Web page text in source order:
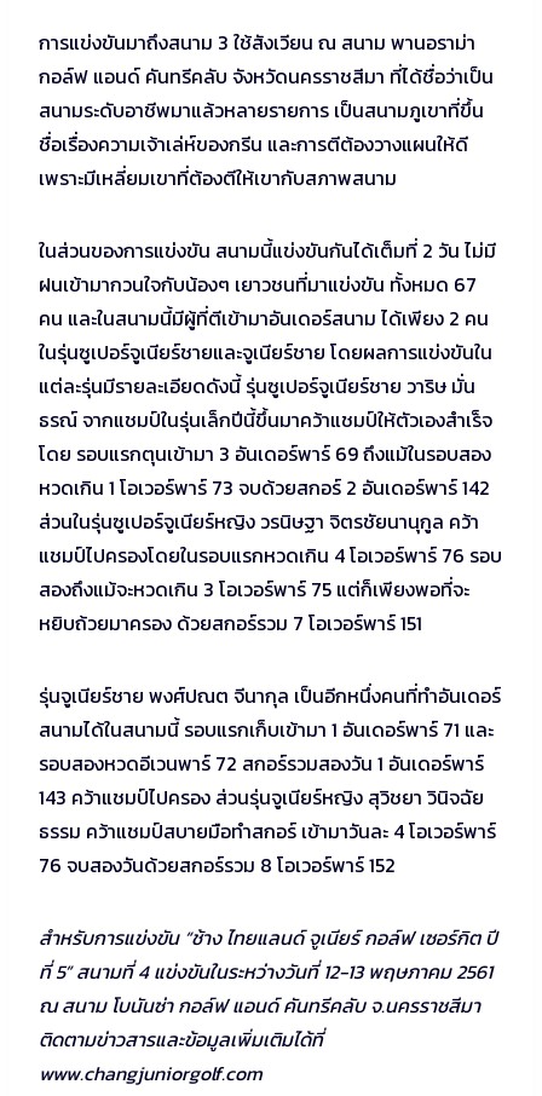
การแข่งขันมาถึงสนาม 3 ใช้สังเวียน ณ สนาม พานอราม่า
กอล์ฟ แอนด์ คันทรีคลับ จังหวัดนครราชสีมา ที่ได้ชื่อว่าเป็น
สนามระดับอาชีพมาแล้วหลายรายการ เป็นสนามภูเขาที่ขึ้น
ชื่อเรื่องความเจ้าเล่ห์ของกรีน และการตีต้องวางแผนให้ดี
เพราะมีเหลี่ยมเขาที่ต้องตีให้เขากับสภาพสนาม
ในส่วนของการแข่งขัน สนามนี้แข่งขันกันได้เต็มที่ 2 วัน ไม่มี
ฝนเข้ามากวนใจกับน้องๆ เยาวชนที่มาแข่งขัน ทั้งหมด 67
คน และในสนามนี้มีผู้ที่ตีเข้ามาอันเดอร์สนาม ได้เพียง 2 คน
ในรุ่นซูเปอร์จูเนียร์ชายและจูเนียร์ชาย โดยผลการแข่งขันใน
แต่ละรุ่นมีรายละเอียดดังนี้ รุ่นซูเปอร์จูเนียร์ชาย วาริษ มั่น
ธรณ์ จากแชมป์ในรุ่นเล็กปีนี้ขึ้นมาคว้าแชมป์ให้ตัวเองสำเร็จ
โดย รอบแรกตุนเข้ามา 3 อันเดอร์พาร์ 69 ถึงแม้ในรอบสอง
หวดเกิน 1 โอเวอร์พาร์ 73 จบด้วยสกอร์ 2 อันเดอร์พาร์ 142
ส่วนในรุ่นซูเปอร์จูเนียร์หญิง วรนิษฐา จิตรชัยนานุกูล คว้า
แชมป์ไปครองโดยในรอบแรกหวดเกิน 4 โอเวอร์พาร์ 76 รอบ
สองถึงแม้จะหวดเกิน 3 โอเวอร์พาร์ 75 แต่ก็เพียงพอที่จะ
หยิบถ้วยมาครอง ด้วยสกอร์รวม 7 โอเวอร์พาร์ 151
รุ่นจูเนียร์ชาย พงศ์ปณต จีนากุล เป็นอีกหนึ่งคนที่ทำอันเดอร์
สนามได้ในสนามนี้ รอบแรกเก็บเข้ามา 1 อันเดอร์พาร์ 71 และ
รอบสองหวดอีเวนพาร์ 72 สกอร์รวมสองวัน 1 อันเดอร์พาร์
143 คว้าแชมป์ไปครอง ส่วนรุ่นจูเนียร์หญิง สุวิชยา วินิจฉัย
ธรรม คว้าแชมป์สบายมือทำสกอร์ เข้ามาวันละ 4 โอเวอร์พาร์
76 จบสองวันด้วยสกอร์รวม 8 โอเวอร์พาร์ 152
สำหรับการแข่งขัน “ช้าง ไทยแลนด์ จูเนียร์ กอล์ฟ เซอร์กิต ปี
ที่ 5” สนามที่ 4 แข่งขันในระหว่างวันที่ 12-13 พฤษภาคม 2561
ณ สนาม โบนันซ่า กอล์ฟ แอนด์ คันทรีคลับ จ.นครราชสีมา
ติดตามข่าวสารและข้อมูลเพิ่มเติมได้ที่
www.changjuniorgolf.com